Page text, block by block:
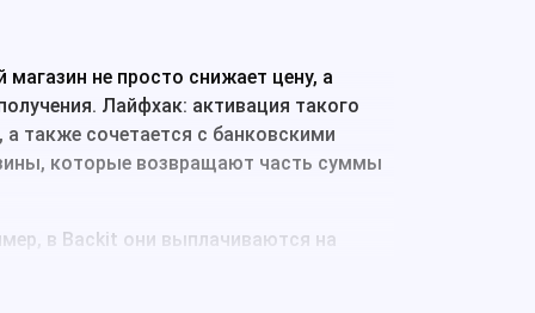
не просто снижает цену, а
Лайфхак: активация такого
также сочетается с банковскими
которые возвращают часть суммы
в Backit они выплачиваются на